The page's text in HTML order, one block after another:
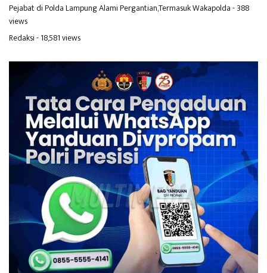
Pejabat di Polda Lampung Alami Pergantian,Termasuk Wakapolda- 388
views
Redaksi- 18,581 views